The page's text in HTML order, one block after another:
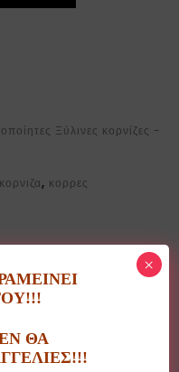
Ξύλινες κορνίζες -
κορνιζα, κορρες
ελληνικού
ΘΑ
×